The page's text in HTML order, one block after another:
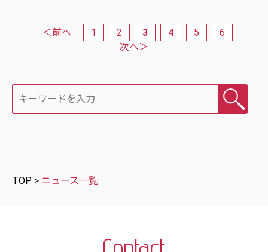
＜前へ 1 2 3 4 5
6
次へ＞
検索
TOP > ニュース一覧